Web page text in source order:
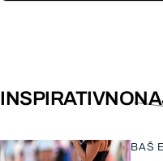
INSPIRATIVNO
BAŠ